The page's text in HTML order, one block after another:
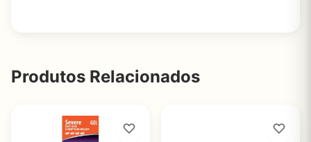
Produtos Relacionados